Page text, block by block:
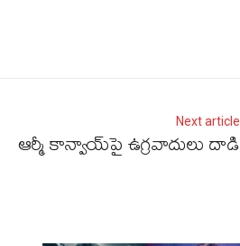
Next article
ఆర్మీ కాన్వాయ్‌పై ఉగ్రవాదులు దాడి